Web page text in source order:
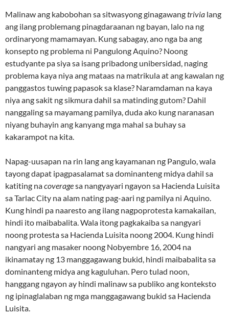
Malinaw ang kabobohan sa sitwasyong ginagawangtrivia lang
ang ilang problemang pinagdaraanan ng bayan, lalo na ng
ordinaryong mamamayan. Kung sabagay, ano nga ba ang
konsepto ng problema ni Pangulong Aquino? Noong
estudyante pa siya sa isang pribadong unibersidad, naging
problema kaya niya ang mataas na matrikula at ang kawalan ng
panggastos tuwing papasok sa klase? Naramdaman na kaya
niya ang sakit ng sikmura dahil sa matinding gutom? Dahil
nanggaling sa mayamang pamilya, duda ako kung naranasan
niyang buhayin ang kanyang mga mahal sa buhay sa
kakarampot na kita.
Napag-uusapan na rin lang ang kayamanan ng Pangulo, wala
tayong dapat ipagpasalamat sa dominanteng midya dahil sa
katiting nacoveragesa nangyayari ngayon sa Hacienda Luisita
sa Tarlac City na alam nating pag-aari ng pamilya ni Aquino.
Kung hindi pa naaresto ang ilang nagpoprotesta kamakailan,
hindi ito maibabalita. Wala itong pagkakaiba sa nangyari
noong protesta sa Hacienda Luisita noong 2004. Kung hindi
nangyari ang masaker noong Nobyembre 16, 2004 na
ikinamatay ng 13 manggagawang bukid, hindi maibabalita sa
dominanteng midya ang kaguluhan. Pero tulad noon,
hanggang ngayon ay hindi malinaw sa publiko ang konteksto
ng ipinaglalaban ng mga manggagawang bukid sa Hacienda
Luisita.